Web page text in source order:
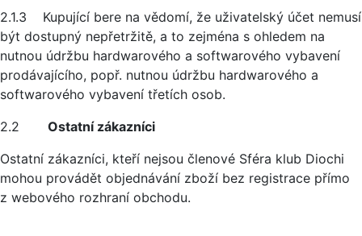
2.1.3 Kupující bere na vědomí, že uživatelský účet nemusí
být dostupný nepřetržitě, a to zejména s ohledem na
nutnou údržbu hardwarového a softwarového vybavení
prodávajícího, popř. nutnou údržbu hardwarového a
softwarového vybavení třetích osob.
2.2 Ostatní zákazníci
Ostatní zákazníci, kteří nejsou členové Sféra klub Diochi
mohou provádět objednávání zboží bez registrace přímo
z webového rozhraní obchodu.